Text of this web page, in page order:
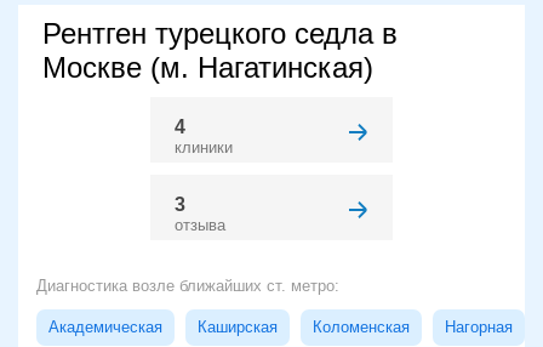
Рентген турецкого седла в
Москве (м. Нагатинская)
4
клиники
3
отзыва
Диагностика возле ближайших ст. метро:
Академическая Каширская Коломенская Нагорная